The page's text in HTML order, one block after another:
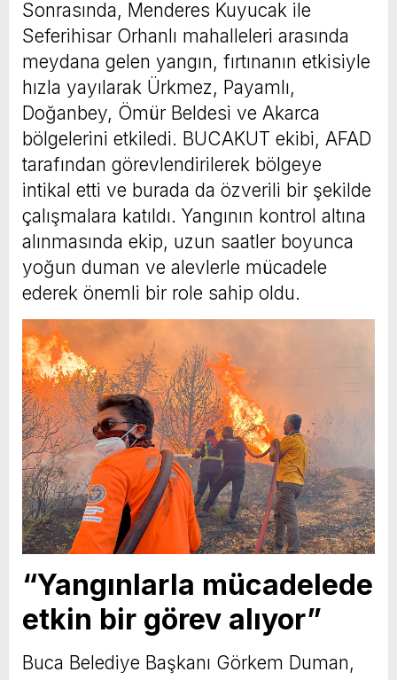
Sonrasında, Menderes Kuyucak ile
Seferihisar Orhanlı mahalleleri arasında
meydana gelen yangın, fırtınanın etkisiyle
hızla yayılarak Ürkmez, Payamlı,
Doğanbey, Ömür Beldesi ve Akarca
bölgelerini etkiledi. BUCAKUT ekibi, AFAD
tarafından görevlendirilerek bölgeye
intikal etti ve burada da özverili bir şekilde
çalışmalara katıldı. Yangının kontrol altına
alınmasında ekip, uzun saatler boyunca
yoğun duman ve alevlerle mücadele
ederek önemli bir role sahip oldu.
“Yangınlarla mücadelede
etkin bir görev alıyor”
Buca Belediye Başkanı Görkem Duman,